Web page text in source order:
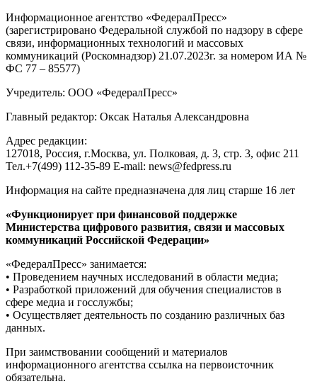
Информационное агентство «ФедералПресс»
(зарегистрировано Федеральной службой по надзору в сфере
связи, информационных технологий и массовых
коммуникаций (Роскомнадзор) 21.07.2023г. за номером ИА №
ФС 77 – 85577)
Учредитель: ООО «ФедералПресс»
Главный редактор: Оксак Наталья Александровна
Адрес редакции:
127018, Россия, г.Москва, ул. Полковая, д. 3, стр. 3, офис 211
Тел.+7(499) 112-35-89 E-mail: news@fedpress.ru
Информация на сайте предназначена для лиц старше 16 лет
«Функционирует при финансовой поддержке
Министерства цифрового развития, связи и массовых
коммуникаций Российской Федерации»
«ФедералПресс» занимается:
• Проведением научных исследований в области медиа;
• Разработкой приложений для обучения специалистов в
сфере медиа и госслужбы;
• Осуществляет деятельность по созданию различных баз
данных.
При заимствовании сообщений и материалов
информационного агентства ссылка на первоисточник
обязательна.